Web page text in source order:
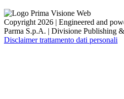
Copyright 2026 | Engineered and
Parma S.p.A. | Divisione Publishing
Disclaimer trattamento dati personali